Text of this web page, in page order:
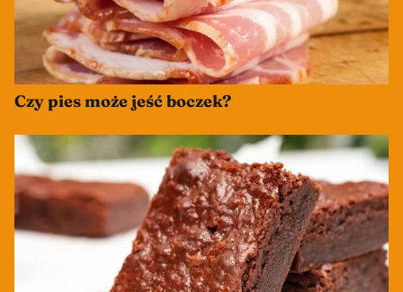
Czy pies może jeść boczek?